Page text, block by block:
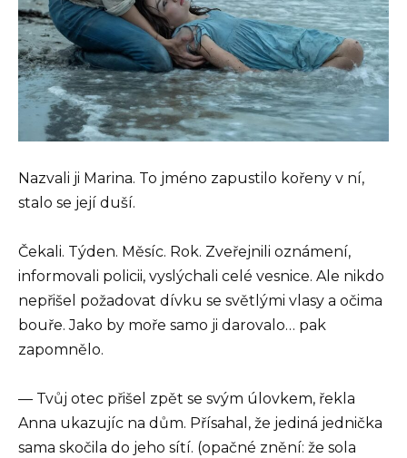
Nazvali ji Marina. To jméno zapustilo kořeny v ní,
stalo se její duší.
Čekali. Týden. Měsíc. Rok. Zveřejnili oznámení,
informovali policii, vyslýchali celé vesnice. Ale nikdo
nepřišel požadovat dívku se světlými vlasy a očima
bouře. Jako by moře samo ji darovalo… pak
zapomnělo.
— Tvůj otec přišel zpět se svým úlovkem, řekla
Anna ukazujíc na dům. Přísahal, že jediná jednička
sama skočila do jeho sítí. (opačné znění: že sola